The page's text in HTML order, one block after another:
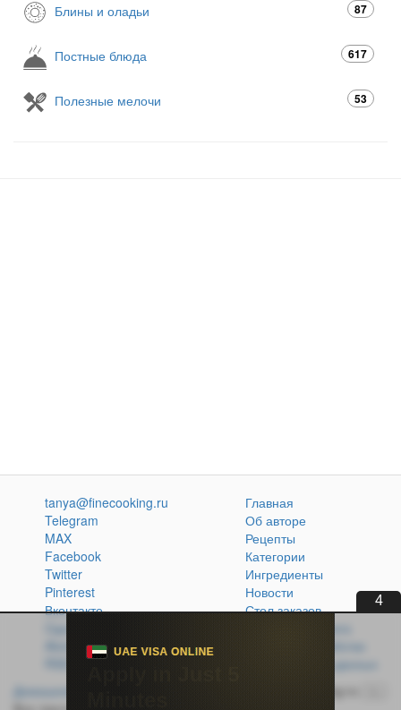
Блины и оладьи 87
Постные блюда 617
Полезные мелочи 53
3
tanya@finecooking.ru
Telegram
MAX
Facebook
Twitter
Pinterest
Вконтакте
Одноклассники
Главная
Об авторе
Рецепты
Категории
Ингредиенты
Новости
Стол заказов
Политика обработки
персональных данных
Домашняя кухня без проблем
© 2014-2026 FineCooking.ru